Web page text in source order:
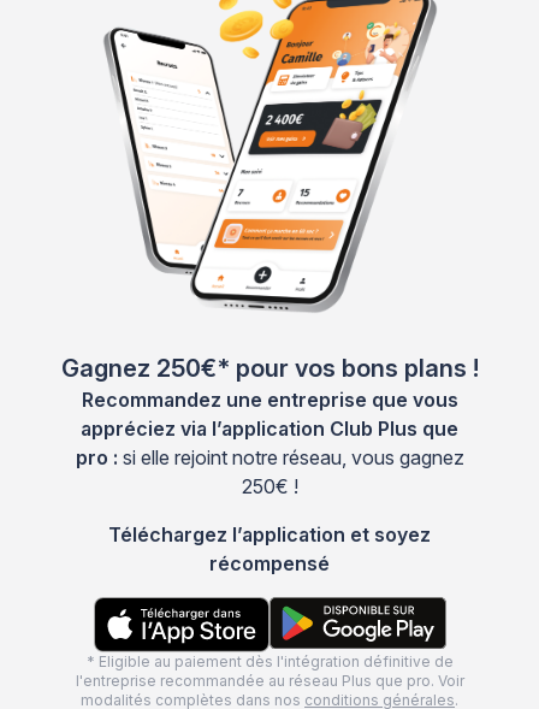
Gagnez 250€* pour vos bons plans !
Recommandez une entreprise que vous
appréciez via l’application Club Plus que
pro : si elle rejoint notre réseau, vous gagnez
250€ !
Téléchargez l’application et soyez
récompensé
* Eligible au paiement dès l'intégration définitive de
l'entreprise recommandée au réseau Plus que pro. Voir
modalités complètes dans nos conditions générales.